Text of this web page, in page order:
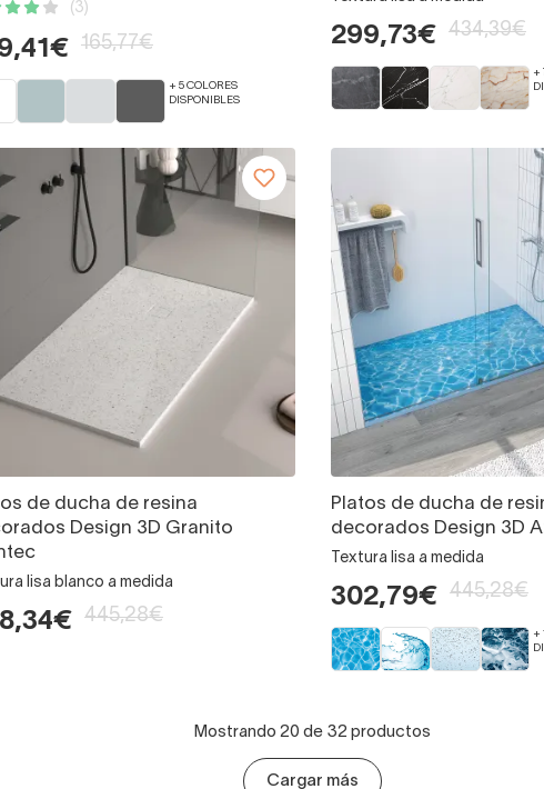
(3)
165,77€
+ 5 COLORES
DISPONIBLES
299,73€ 434,39€
+
de ducha de resina
Design 3D Granito
lisa blanco a medida
445,28€
Platos de ducha de
decorados Design 3D
Textura lisa a medida
302,79€ 445,28€
+
Mostrando 20 de 32 productos
Cargar más